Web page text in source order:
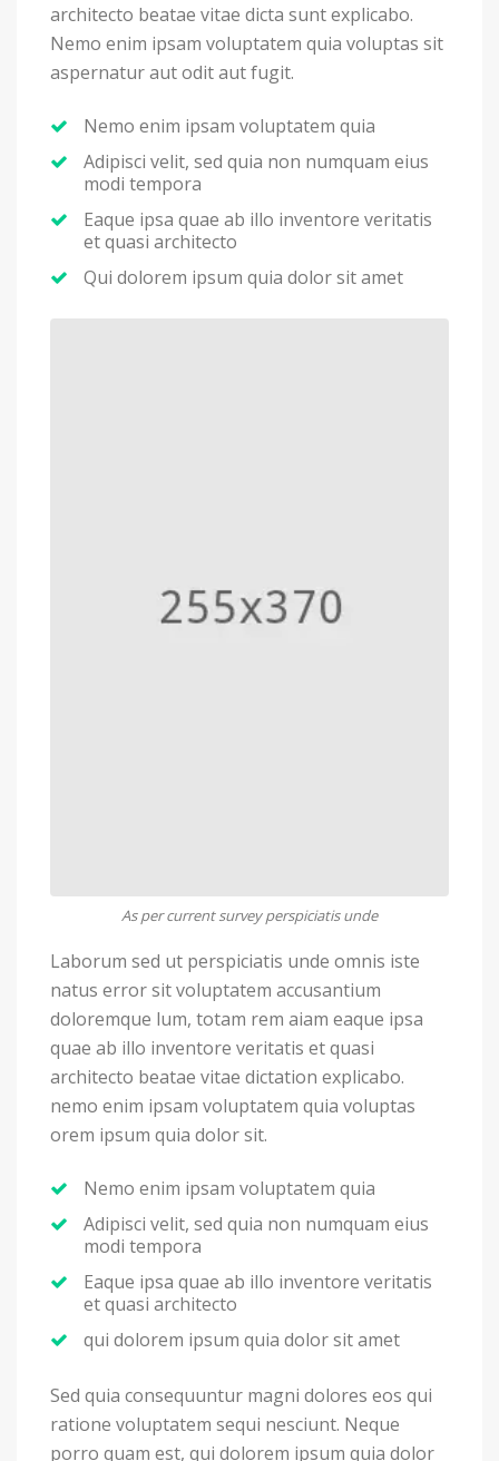
architecto beatae vitae dicta sunt explicabo.
Nemo enim ipsam voluptatem quia voluptas sit
aspernatur aut odit aut fugit.
Nemo enim ipsam voluptatem quia
Adipisci velit, sed quia non numquam eius
modi tempora
Eaque ipsa quae ab illo inventore veritatis
et quasi architecto
Qui dolorem ipsum quia dolor sit amet
As per current survey perspiciatis unde
Laborum sed ut perspiciatis unde omnis iste
natus error sit voluptatem accusantium
doloremque lum, totam rem aiam eaque ipsa
quae ab illo inventore veritatis et quasi
architecto beatae vitae dictation explicabo.
nemo enim ipsam voluptatem quia voluptas
orem ipsum quia dolor sit.
Nemo enim ipsam voluptatem quia
Adipisci velit, sed quia non numquam eius
modi tempora
Eaque ipsa quae ab illo inventore veritatis
et quasi architecto
qui dolorem ipsum quia dolor sit amet
Sed quia consequuntur magni dolores eos qui
ratione voluptatem sequi nesciunt. Neque
porro quam est, qui dolorem ipsum quia dolor